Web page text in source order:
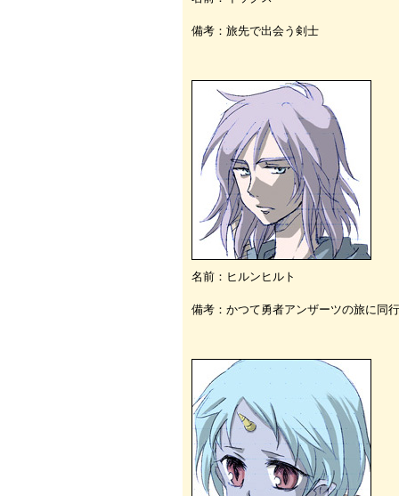
備考：旅先で出会う剣士
名前：ヒルンヒルト
備考：かつて勇者アンザーツの旅に同